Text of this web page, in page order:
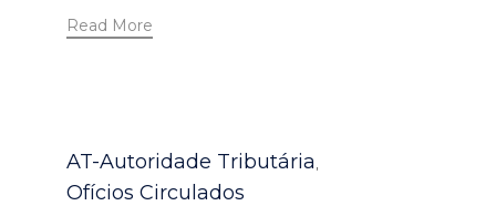
Read More
Category
AT-Autoridade Tributária,
Ofícios Circulados